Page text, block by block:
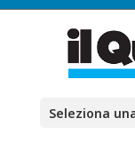
Seleziona